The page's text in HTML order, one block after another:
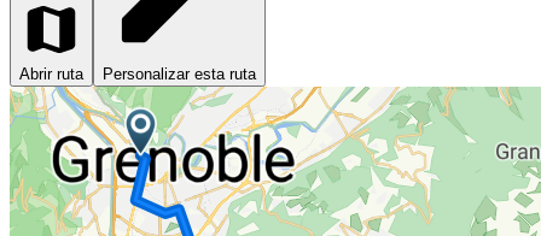
Abrir ruta Personalizar esta ruta